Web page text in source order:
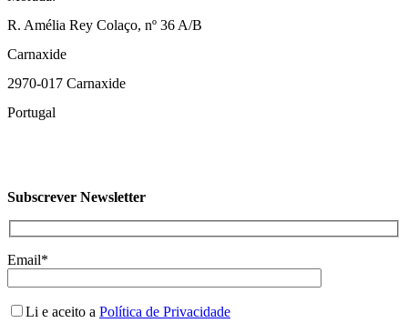
R. Amélia Rey Colaço, nº 36 A/B
Carnaxide
2970-017 Carnaxide
Portugal
Subscrever Newsletter
Email*
Li e aceito a Política de Privacidade